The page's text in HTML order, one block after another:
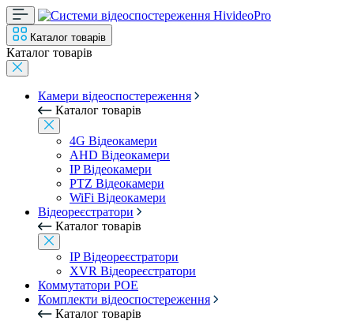
Каталог товарів
Каталог товарів
Камери відеоспостереження
Каталог товарів
4G Відеокамери
AHD Відеокамери
IP Відеокамери
PTZ Відеокамери
WiFi Відеокамери
Відеореєстратори
Каталог товарів
IP Відеореєстратори
XVR Відеореєстратори
Коммутатори POE
Комплекти відеоспостереження
Каталог товарів